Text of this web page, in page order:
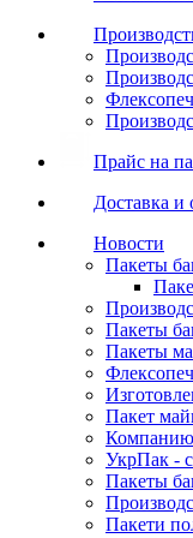
Прайс на
Доставка и
Новости
Пакеты
Пакеты
Пакеты
Пакет
Компанию
УкрПак -
Пакеты
Пакети